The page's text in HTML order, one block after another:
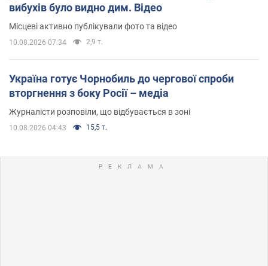
вибухів було видно дим. Відео
Місцеві активно публікували фото та відео
10.08.2026 07:34 2,9 т.
Україна готує Чорнобиль до чергової спроби
вторгнення з боку Росії – медіа
Журналісти розповіли, що відбувається в зоні
10.08.2026 04:43 15,5 т.